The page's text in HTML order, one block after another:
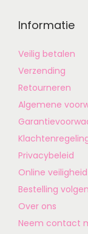
Informatie
Veilig betalen
Verzending
Retourneren
Algemene
Privacybeleid
Online veiligheid
Bestelling volgen
Over ons
Neem contact